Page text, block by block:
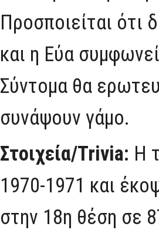
Προσποιείται ότι
και η Εύα
Σύντομα θα
συνάψουν γάμο.
Στοιχεία/Trivia: Η
1970-1971 και
στην 18η θέση σε